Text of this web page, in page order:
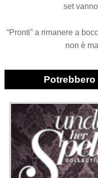
set
“Pronti” a rimanere a
non è